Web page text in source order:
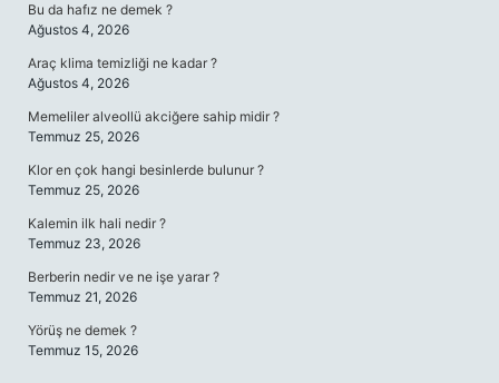
Bu da hafız ne demek ?
Ağustos 4, 2026
Araç klima temizliği ne kadar ?
Ağustos 4, 2026
Memeliler alveollü akciğere sahip midir ?
Temmuz 25, 2026
Klor en çok hangi besinlerde bulunur ?
Temmuz 25, 2026
Kalemin ilk hali nedir ?
Temmuz 23, 2026
Berberin nedir ve ne işe yarar ?
Temmuz 21, 2026
Yörüş ne demek ?
Temmuz 15, 2026